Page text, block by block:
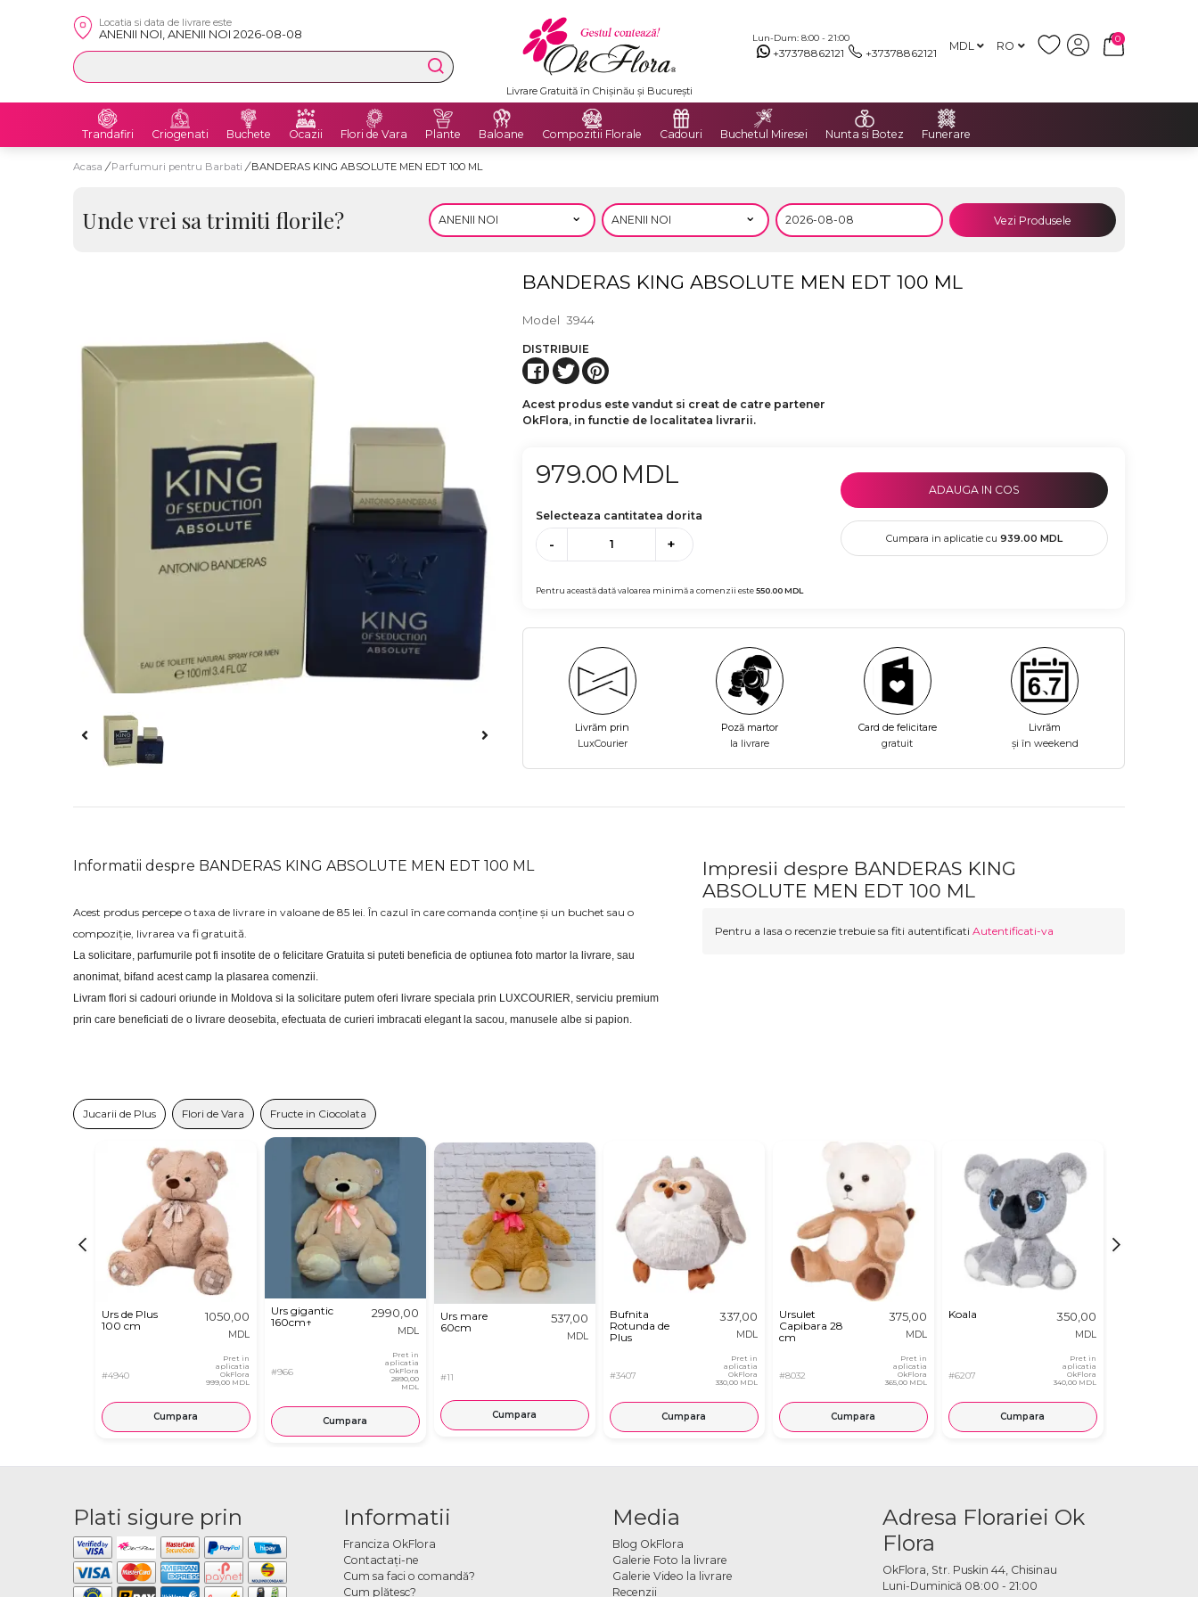
Locatia si data de livrare este
ANENII NOI, ANENII NOI 2026-08-08 Lun-Dum: 8:00 - 21:00
+37378862121 +37378862121 MDL RO
0
Livrare Gratuită în Chișinău și București
Trandafiri Criogenati Buchete Ocazii Flori de Vara Plante Baloane Compozitii Florale Cadouri Buchetul Miresei Nunta si Botez Funerare
Acasa / Parfumuri pentru Barbati / BANDERAS KING ABSOLUTE MEN EDT 100 ML
Unde vrei sa trimiti florile? Vezi Produsele
BANDERAS KING ABSOLUTE MEN EDT 100 ML
Model 3944
DISTRIBUIE
Acest produs este vandut si creat de catre partener
OkFlora, in functie de localitatea livrarii.
979.00 MDL
Selecteaza cantitatea dorita
- +
Pentru această dată valoarea minimă a comenzii este550.00MDL
ADAUGA IN COS
Cumpara in aplicatie cu939.00 MDL
Livrăm prin
LuxCourier
Poză martor
la livrare
Card de felicitare
gratuit
Livrăm
și în weekend
Informatii despre BANDERAS KING ABSOLUTE MEN EDT 100 ML
Acest produs percepe o taxa de livrare in valoane de 85 lei. În cazul în care comanda conține și un buchet sau o
compoziție, livrarea va fi gratuită.
La solicitare, parfumurile pot fi insotite de o felicitare Gratuita si puteti beneficia de optiunea foto martor la livrare, sau
anonimat, bifand acest camp la plasarea comenzii.
Livram flori si cadouri oriunde in Moldova si la solicitare putem oferi livrare speciala prin LUXCOURIER, serviciu premium
prin care beneficiati de o livrare deosebita, efectuata de curieri imbracati elegant la sacou, manusele albe si papion.
Impresii despre BANDERAS KING
ABSOLUTE MEN EDT 100 ML
Pentru a lasa o recenzie trebuie sa fiti autentificati Autentificati-va
Jucarii de Plus Flori de Vara Fructe in Ciocolata
Urs de Plus
100 cm
#4940
1050,00
MDL
Pret in
aplicatia
OkFlora
999,00 MDL
Cumpara
Urs gigantic
160cm↑
#966
2990,00
MDL
Pret in
aplicatia
OkFlora
2890,00
MDL
Cumpara
Urs mare
60cm
#11
537,00
MDL
Cumpara
Bufnita
Rotunda de
Plus
#3407
337,00
MDL
Pret in
aplicatia
OkFlora
330,00 MDL
Cumpara
Ursulet
Capibara 28
cm
#8032
375,00
MDL
Pret in
aplicatia
OkFlora
365,00 MDL
Cumpara
Koala
#6207
350,00
MDL
Pret in
aplicatia
OkFlora
340,00 MDL
Cumpara
Plati sigure prin Informatii
Franciza OkFlora
Contactaţi-ne
Cum sa faci o comandă?
Cum plătesc?
Media
Blog OkFlora
Galerie Foto la livrare
Galerie Video la livrare
Recenzii
Adresa Florariei Ok
Flora
OkFlora, Str. Puskin 44, Chisinau
Luni-Duminică 08:00 - 21:00